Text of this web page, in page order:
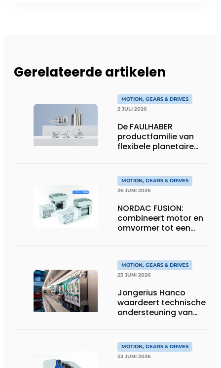
Gerelateerde artikelen
MOTION, GEARS & DRIVES
2 JULI 2026
De FAULHABER
productfamilie van
flexibele planetaire
MOTION, GEARS & DRIVES
26 JUNI 2026
NORDAC FUSION:
combineert motor en
omvormer tot een
eenheid
MOTION, GEARS & DRIVES
23 JUNI 2026
Jongerius Hanco
waardeert technische
ondersteuning van
MOTION, GEARS & DRIVES
23 JUNI 2026